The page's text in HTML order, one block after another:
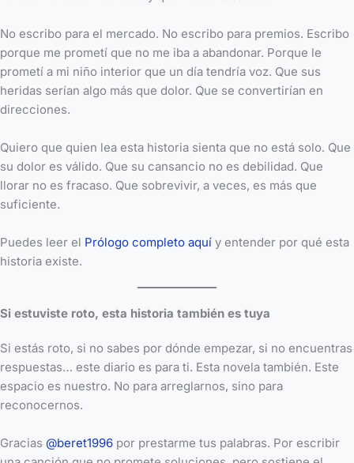
No escribo para el mercado. No escribo para premios. Escribo
porque me prometí que no me iba a abandonar. Porque le
prometí a mi niño interior que un día tendría voz. Que sus
heridas serían algo más que dolor. Que se convertirían en
direcciones.
Quiero que quien lea esta historia sienta que no está solo. Que
su dolor es válido. Que su cansancio no es debilidad. Que
llorar no es fracaso. Que sobrevivir, a veces, es más que
suficiente.
Puedes leer el Prólogo completo aquí y entender por qué esta
historia existe.
Si estuviste roto, esta historia también es tuya
Si estás roto, si no sabes por dónde empezar, si no encuentras
respuestas… este diario es para ti. Esta novela también. Este
espacio es nuestro. No para arreglarnos, sino para
reconocernos.
Gracias @beret1996 por prestarme tus palabras. Por escribir